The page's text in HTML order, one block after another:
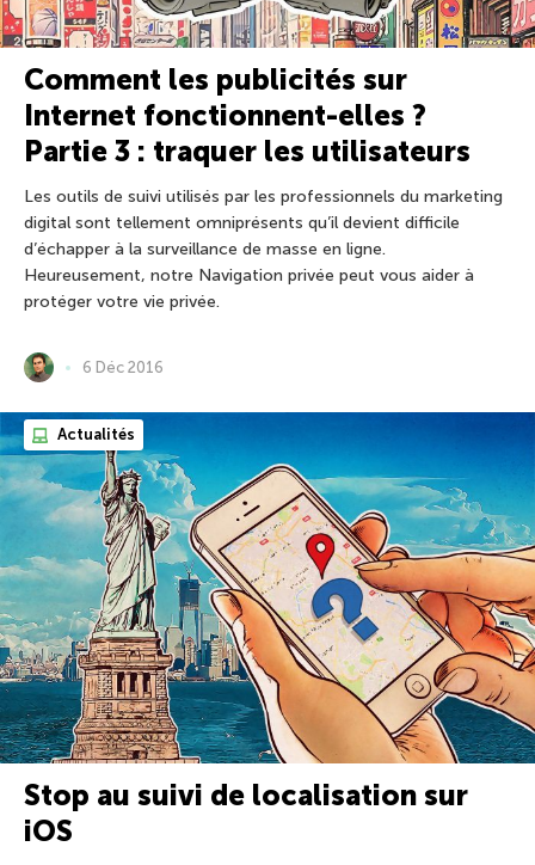
Comment les publicités sur
Internet fonctionnent-elles ?
Partie 3 : traquer les utilisateurs
Les outils de suivi utilisés par les professionnels du marketing
digital sont tellement omniprésents qu’il devient difficile
d’échapper à la surveillance de masse en ligne.
Heureusement, notre Navigation privée peut vous aider à
protéger votre vie privée.
6 Déc 2016
Actualités
Stop au suivi de localisation sur
iOS